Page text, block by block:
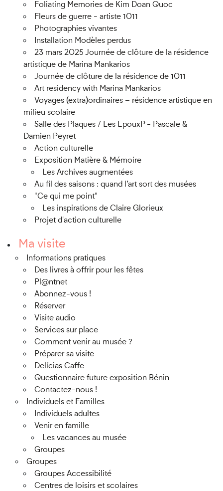
Foliating Memories de Kim Doan Quoc
Fleurs de guerre - artiste 1011
Photographies vivantes
Installation Modèles perdus
23 mars 2025 Journée de clôture de la résidence
artistique de Marina Mankarios
Journée de clôture de la résidence de 1011
Art residency with Marina Mankarios
Voyages (extra)ordinaires – résidence artistique en
milieu scolaire
Salle des Plaques / Les EpouxP - Pascale &
Damien Peyret
Action culturelle
Exposition Matière & Mémoire
Les Archives augmentées
Au fil des saisons : quand l’art sort des musées
"Ce qui me point"
Les inspirations de Claire Glorieux
Projet d'action culturelle
Ma visite
Informations pratiques
Des livres à offrir pour les fêtes
Pl@ntnet
Abonnez-vous !
Réserver
Visite audio
Services sur place
Comment venir au musée ?
Préparer sa visite
Delícias Caffe
Questionnaire future exposition Bénin
Contactez-nous !
Individuels et Familles
Individuels adultes
Venir en famille
Les vacances au musée
Groupes
Groupes
Groupes Accessibilité
Centres de loisirs et scolaires